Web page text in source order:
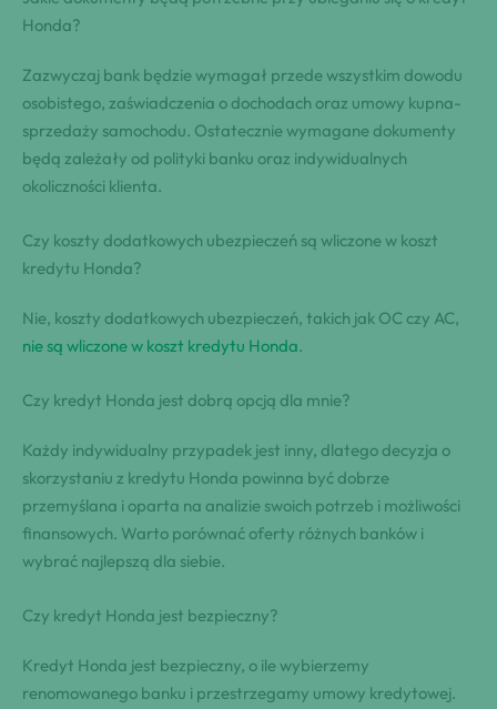
Honda?
Zazwyczaj bank będzie wymagał przede wszystkim dowodu
osobistego, zaświadczenia o dochodach oraz umowy kupna-
sprzedaży samochodu. Ostatecznie wymagane dokumenty
będą zależały od polityki banku oraz indywidualnych
okoliczności klienta.
Czy koszty dodatkowych ubezpieczeń są wliczone w koszt
kredytu Honda?
Nie, koszty dodatkowych ubezpieczeń, takich jak OC czy AC,
nie są wliczone w koszt kredytu Honda.
Czy kredyt Honda jest dobrą opcją dla mnie?
Każdy indywidualny przypadek jest inny, dlatego decyzja o
skorzystaniu z kredytu Honda powinna być dobrze
przemyślana i oparta na analizie swoich potrzeb i możliwości
finansowych. Warto porównać oferty różnych banków i
wybrać najlepszą dla siebie.
Czy kredyt Honda jest bezpieczny?
Kredyt Honda jest bezpieczny, o ile wybierzemy
renomowanego banku i przestrzegamy umowy kredytowej.